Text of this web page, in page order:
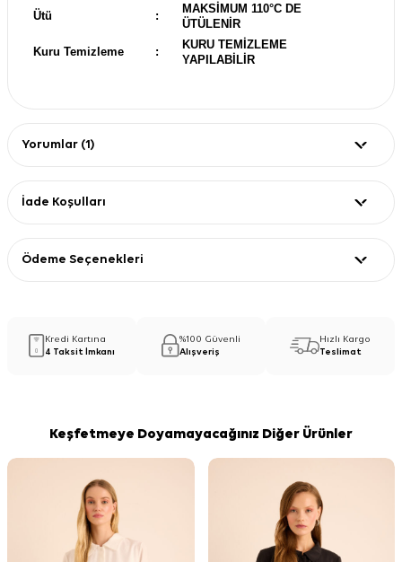
Ütü :
MAKSİMUM 110°C DE
ÜTÜLENİR
Kuru Temizleme :
KURU TEMİZLEME
YAPILABİLİR
Yorumlar (1)
İade Koşulları
Ödeme Seçenekleri
Kredi Kartına
4 Taksit İmkanı
%100 Güvenli
Alışveriş
Hızlı Kargo
Teslimat
Keşfetmeye Doyamayacağınız Diğer Ürünler